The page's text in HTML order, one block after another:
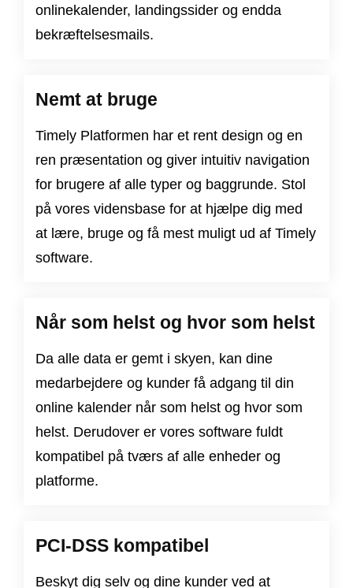
onlinekalender, landingssider og endda
bekræftelsesmails.
Nemt at bruge
Timely Platformen har et rent design og en
ren præsentation og giver intuitiv navigation
for brugere af alle typer og baggrunde. Stol
på vores vidensbase for at hjælpe dig med
at lære, bruge og få mest muligt ud af Timely
software.
Når som helst og hvor som helst
Da alle data er gemt i skyen, kan dine
medarbejdere og kunder få adgang til din
online kalender når som helst og hvor som
helst. Derudover er vores software fuldt
kompatibel på tværs af alle enheder og
platforme.
PCI-DSS kompatibel
Beskyt dig selv og dine kunder ved at